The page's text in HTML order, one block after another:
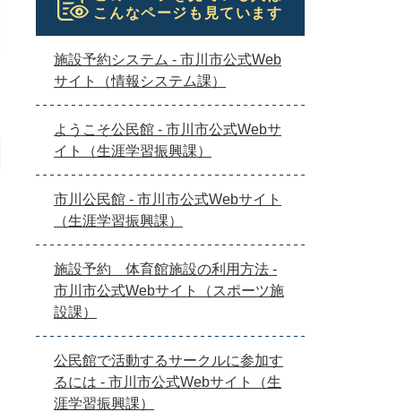
こんなページも見ています
施設予約システム - 市川市公式Web
サイト（情報システム課）
ようこそ公民館 - 市川市公式Webサ
イト（生涯学習振興課）
市川公民館 - 市川市公式Webサイト
（生涯学習振興課）
施設予約 体育館施設の利用方法 -
市川市公式Webサイト（スポーツ施
設課）
公民館で活動するサークルに参加す
るには - 市川市公式Webサイト（生
涯学習振興課）